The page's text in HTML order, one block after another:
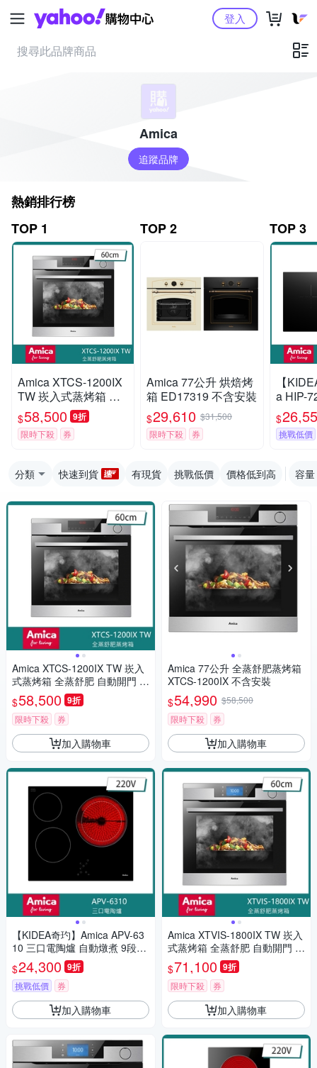
Yahoo購物中心登入
Amica
追蹤品牌
熱銷排行榜
TOP 1
Amica XTCS-1200IX
TW 崁入式蒸烤箱 全
蒸舒肥 自動開門 多工
料理60cm
$58,500 9折
限時下殺 券
TOP 2
Amica 77公升 烘焙烤
箱 ED17319 不含安裝
$29,610 $31,500
限時下殺
券
TOP 3
【
a HIP-
口IH
11段火
快速加
$
挑戰低價
分類 快速到貨 有現貨 挑戰低價 價格低到高 容量
Amica XTCS-1200IX TW 崁入
式蒸烤箱 全蒸舒肥 自動開門 多
工料理60cm
$58,500 9折
限時下殺 券
加入購物車
【KIDEA奇玓】Amica APV-63
10 三口電陶爐 自動燉煮 9段火
力 餘熱安全指示 兒童安全鎖
$24,300 9折
挑戰低價 券
加入購物車
Amica 77公升 全蒸舒肥蒸烤箱
XTCS-1200IX 不含安裝
$54,990 $58,500
限時下殺
券
加入購物車
Amica XTVIS-1800IX TW 崁入
式蒸烤箱 全蒸舒肥 自動開門 多
工料理60cm
$71,100 9折
限時下殺 券
加入購物車